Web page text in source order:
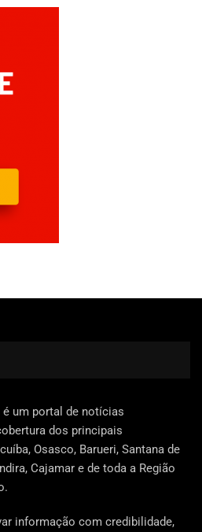
é um portal de notícias
dos principais
Osasco, Barueri, Santana de
Cajamar e de toda a Região
informação com credibilidade,